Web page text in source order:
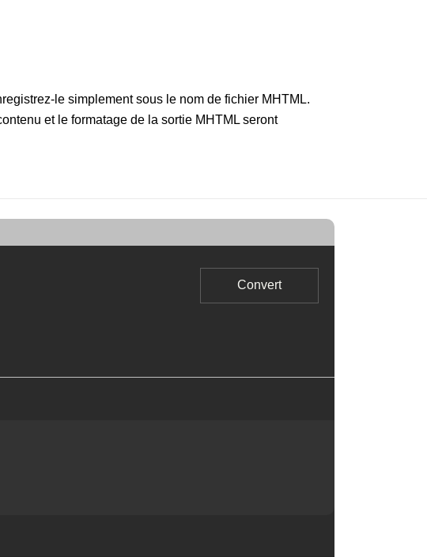
le simplement sous le nom de fichier MHTML.
et le formatage de la sortie MHTML seront
Convert